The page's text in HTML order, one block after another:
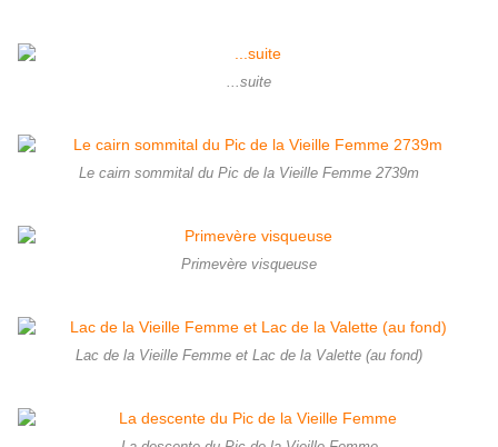
...suite
Le cairn sommital du Pic de la Vieille Femme 2739m
Primevère visqueuse
Lac de la Vieille Femme et Lac de la Valette (au fond)